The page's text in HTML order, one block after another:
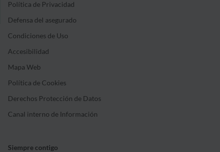
Política de Privacidad
Defensa del asegurado
Condiciones de Uso
Accesibilidad
Mapa Web
Política de Cookies
Derechos Protección de Datos
Canal interno de Información
Siempre contigo